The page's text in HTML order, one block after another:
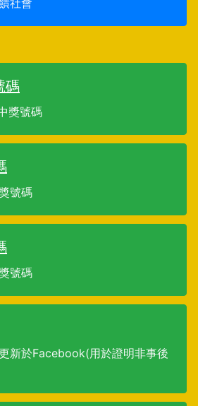
社會
碼
獎號碼
號碼
號碼
新於Facebook(用於證明非事後